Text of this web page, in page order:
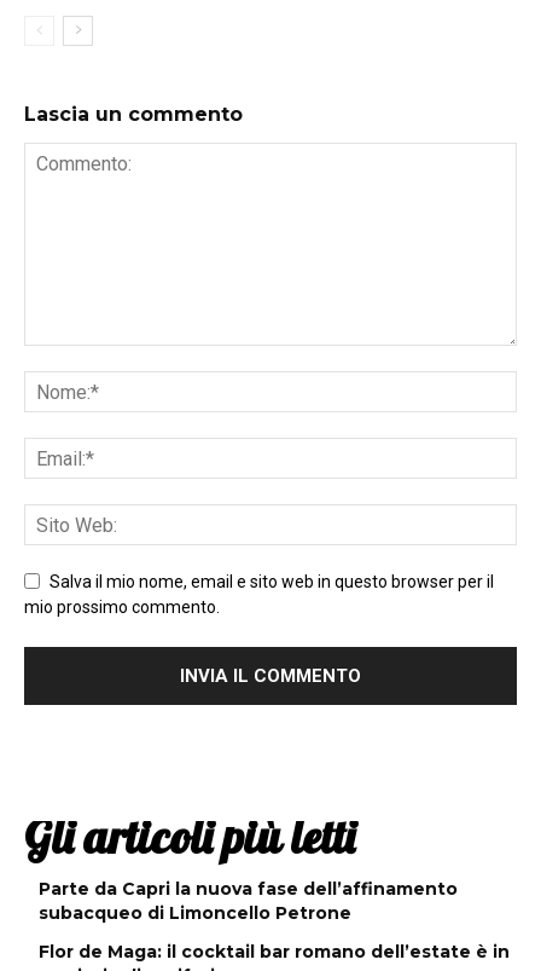
Lascia un commento
Salva il mio nome, email e sito web in questo browser per il
mio prossimo commento.
Gli articoli più letti
Parte da Capri la nuova fase dell’affinamento
subacqueo di Limoncello Petrone
Flor de Maga: il cocktail bar romano dell’estate è in